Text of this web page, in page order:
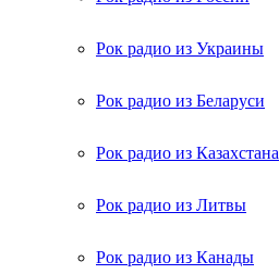
Рок радио из Украины
Рок радио из Беларуси
Рок радио из Казахстана
Рок радио из Литвы
Рок радио из Канады